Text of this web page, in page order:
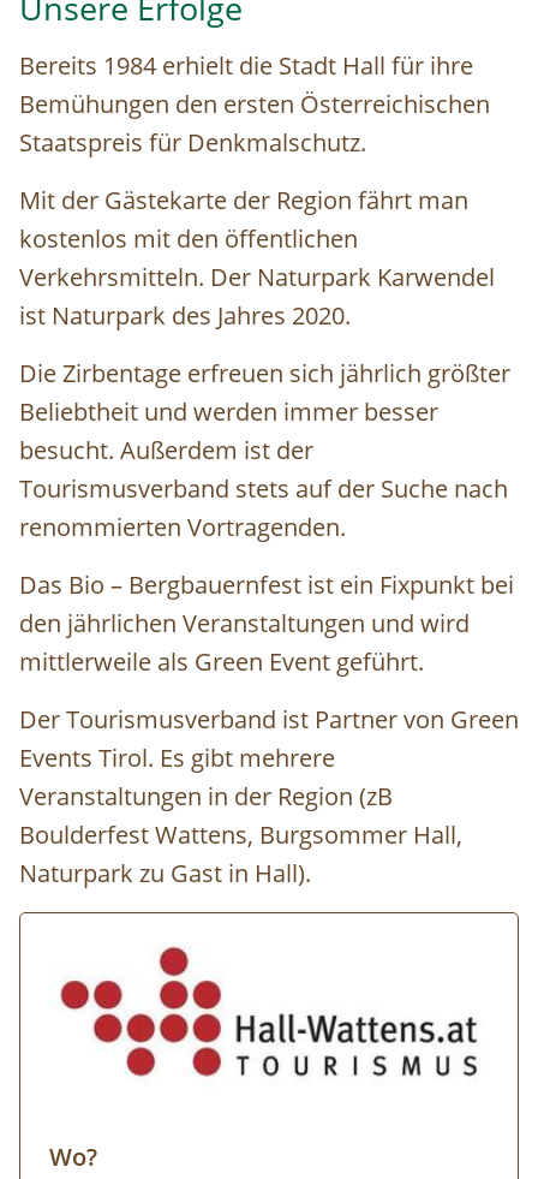
Unsere Erfolge
Bereits 1984 erhielt die Stadt Hall für ihre
Bemühungen den ersten Österreichischen
Staatspreis für Denkmalschutz.
Mit der Gästekarte der Region fährt man
kostenlos mit den öffentlichen
Verkehrsmitteln. Der Naturpark Karwendel
ist Naturpark des Jahres 2020.
Die Zirbentage erfreuen sich jährlich größter
Beliebtheit und werden immer besser
besucht. Außerdem ist der
Tourismusverband stets auf der Suche nach
renommierten Vortragenden.
Das Bio – Bergbauernfest ist ein Fixpunkt bei
den jährlichen Veranstaltungen und wird
mittlerweile als Green Event geführt.
Der Tourismusverband ist Partner von Green
Events Tirol. Es gibt mehrere
Veranstaltungen in der Region (zB
Boulderfest Wattens, Burgsommer Hall,
Naturpark zu Gast in Hall).
Wo?